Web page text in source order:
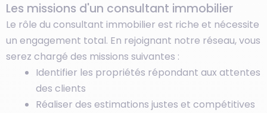
Les missions d'un consultant immobilier
Le rôle du consultant immobilier est riche et nécessite
un engagement total. En rejoignant notre réseau, vous
serez chargé des missions suivantes :
Identifier les propriétés répondant aux attentes
des clients
Réaliser des estimations justes et compétitives